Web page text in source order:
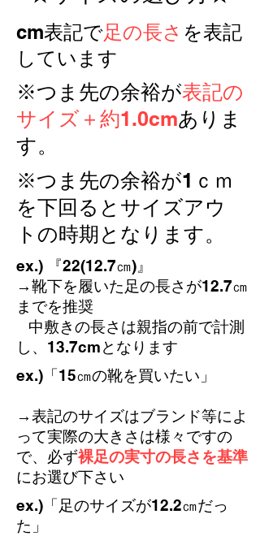
​cm表記で足の長さ を表記
しています
※つま先の余裕が表記の
サイズ＋約1.0cmありま
す。
※つま先の余裕が1ｃｍ
を下回るとサイズアウ
トの時期となります。
ex.) 『22(12.7㎝)』
→靴下を履いた足の長さが12.7㎝
までを推奨
中敷きの長さは親指の前で計測
し、13.7cmとなります
​ex.)「15㎝の靴を買いたい」
→表記のサイズはブランド等によ
って実際の大きさは様々 ですの
で、必ず裸足の実寸の長さを基準
にお選び下さい
​ex.)「足のサイズが12.2㎝だっ
た」​